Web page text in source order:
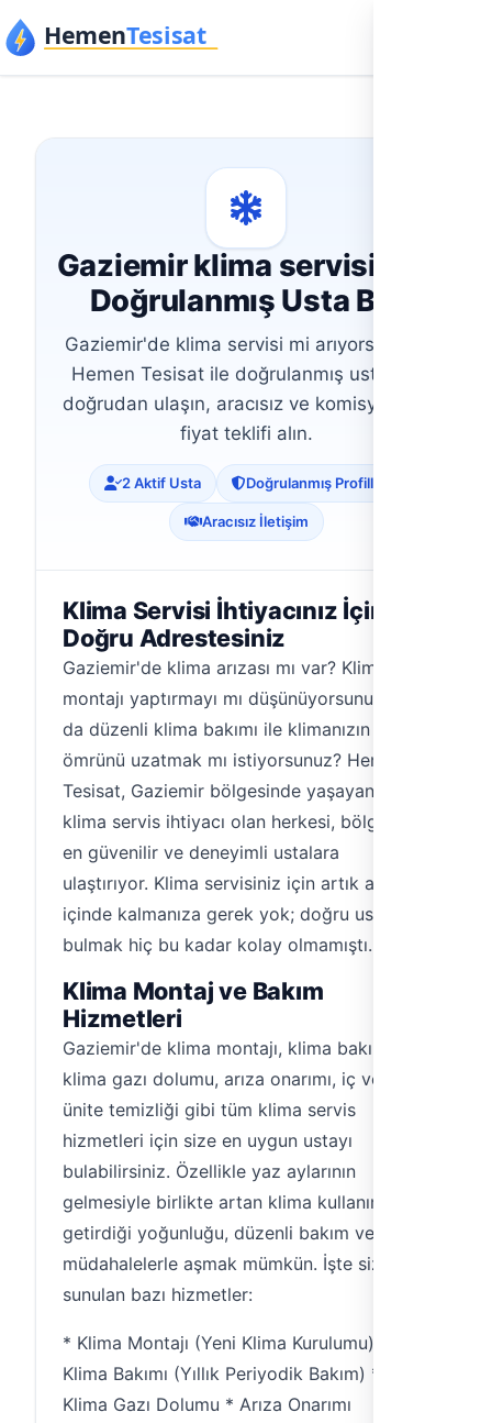
İçeriğe geç
Gaziemir klima servisi İçin
Doğrulanmış Usta Bul
Gaziemir'de klima servisi mi arıyorsunuz?
Hemen Tesisat ile doğrulanmış ustalara
doğrudan ulaşın, aracısız ve komisyonsuz
fiyat teklifi alın.
2 Aktif Usta Doğrulanmış Profiller
Aracısız İletişim
Klima Servisi İhtiyacınız İçin
Doğru Adrestesiniz
Gaziemir'de klima arızası mı var? Klima
montajı yaptırmayı mı düşünüyorsunuz? Ya
da düzenli klima bakımı ile klimanızın
ömrünü uzatmak mı istiyorsunuz? Hemen
Tesisat, Gaziemir bölgesinde yaşayan ve
klima servis ihtiyacı olan herkesi, bölgedeki
en güvenilir ve deneyimli ustalara
ulaştırıyor. Klima servisiniz için artık arayış
içinde kalmanıza gerek yok; doğru ustayı
bulmak hiç bu kadar kolay olmamıştı.
Klima Montaj ve Bakım
Hizmetleri
Gaziemir'de klima montajı, klima bakımı,
klima gazı dolumu, arıza onarımı, iç ve dış
ünite temizliği gibi tüm klima servis
hizmetleri için size en uygun ustayı
bulabilirsiniz. Özellikle yaz aylarının
gelmesiyle birlikte artan klima kullanımının
getirdiği yoğunluğu, düzenli bakım ve hızlı
müdahalelerle aşmak mümkün. İşte size
sunulan bazı hizmetler:
* Klima Montajı (Yeni Klima Kurulumu) *
Klima Bakımı (Yıllık Periyodik Bakım) *
Klima Gazı Dolumu * Arıza Onarımı